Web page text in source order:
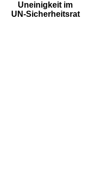
Uneinigkeit im
UN-Sicherheitsrat